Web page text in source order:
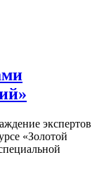
экспертов
«Золотой